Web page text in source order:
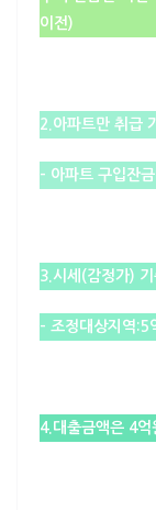
이전)
2. 아파트만 취급
– 아파트 구입잔
3.시세(감정가)
– 조정대상지역:5
4.대출금액은 4억